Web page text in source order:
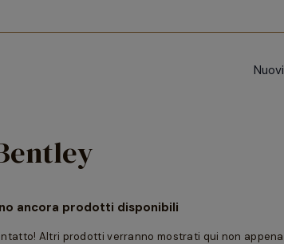
ancora prodotti disponibili
Altri prodotti verranno mostrati qui non